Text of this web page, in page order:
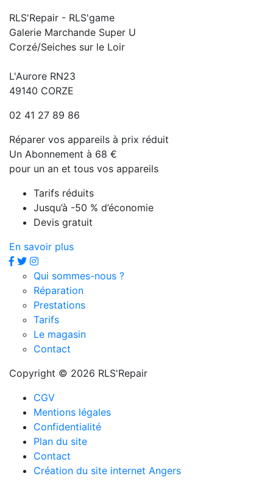
RLS'Repair - RLS'game
Galerie Marchande Super U
Corzé/Seiches sur le Loir
L'Aurore RN23
49140 CORZE
02 41 27 89 86
Réparer vos appareils à prix réduit
Un Abonnement à 68 €
pour un an et tous vos appareils
Tarifs réduits
Jusqu’à -50 % d’économie
Devis gratuit
En savoir plus
Qui sommes-nous ?
Réparation
Prestations
Tarifs
Le magasin
Contact
Copyright © 2026 RLS'Repair
CGV
Mentions légales
Confidentialité
Plan du site
Contact
Création du site internet Angers